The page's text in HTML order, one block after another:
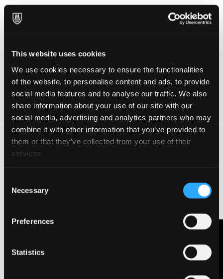
This website uses cookies
We use cookies necessary to ensure the functionalities
of the website, to personalise content and ads, to provide
social media features and to analyse our traffic. We also
share information about your use of our site with our
social media, advertising and analytics partners who may
combine it with other information that you’ve provided to
them or that they’ve collected from your use of their
services.
Selection
Necessary
Preferences
Statistics
Bambini, Ragazzi, Adulti
Dove:
Date e orari
Giorno
20 Set 2023 10:00-20:00
Adulti dalle 10 alle 13
Bambini dalle 16.00 alle 17.30 circa
Sketch alla stazione dei treni e dell’area circostante e fantasia
di ipotetica fontana.
binari, colline circostanti, fontana (a fantasia), se si vuole anche
la funicolare. Dimostrazione e spiegazione dell’organizzatrice.
consigliati ma anche altre tecniche preferite dai partecipanti.
Mostra finale nel pomeriggio degli elaborati presso
Contattaci